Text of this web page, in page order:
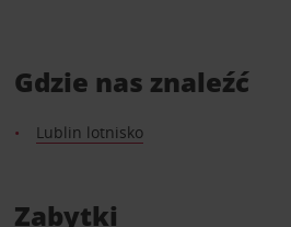
Gdzie nas znaleźć
Lublin lotnisko
Zabytki